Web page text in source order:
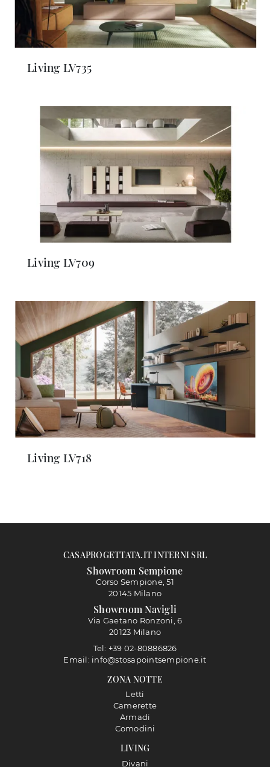
Living LV735
Living LV709
Living LV718
LIVING
Divani
ZONA NOTTE
Letti
Camerette
Armadi
Comodini
CASAPROGETTATA.IT INTERNI SRL
Showroom Sempione
Corso Sempione, 51
20145 Milano
Showroom Navigli
Via Gaetano Ronzoni, 6
20123 Milano
Tel: +39 02-80886826
Email: info@stosapointsempione.it